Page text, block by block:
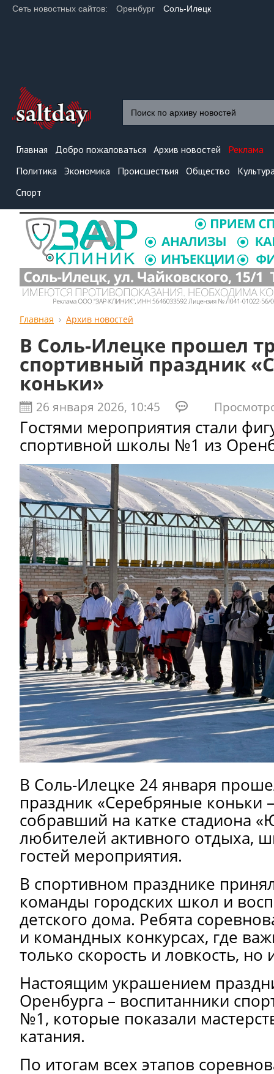
Сеть новостных сайтов: Оренбург Соль-Илецк
Главная Добро пожаловаться Архив новостей
Реклама
Политика Экономика Происшествия Общество
Спорт
Главная Архив новостей
В Соль-Илецке прошел
спортивный праздник
коньки»
26 января 2026, 10:45
Гостями мероприятия стали
спортивной школы №1 из
В Соль-Илецке 24 января
праздник «Серебряные коньки
собравший на катке стадиона
любителей активного отдыха,
гостей мероприятия.
В спортивном празднике
команды городских школ и
детского дома. Ребята
и командных конкурсах, где
только скорость и ловкость, но
Настоящим украшением
Оренбурга – воспитанники
№1, которые показали
катания.
По итогам всех этапов